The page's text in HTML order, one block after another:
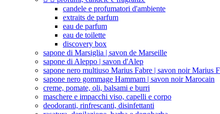
candele e profumatori d'ambiente
extraits de parfum
eau de parfum
eau de toilette
discovery box
sapone di Marsiglia | savon de Marseille
sapone di Aleppo | savon d'Alep
sapone nero multiuso Marius Fabre | savon noir Marius
sapone nero gommage Hammam | savon noir Marocain
creme, pomate, oli, balsami e burri
maschere e impacchi viso, capelli e corpo
deodoranti, rinfrescanti, disinfettanti